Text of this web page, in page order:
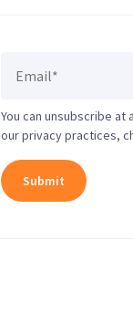
You can unsubscribe at
our privacy practices,